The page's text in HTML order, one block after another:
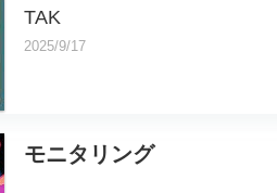
TAK
2025/9/17
モニタリング